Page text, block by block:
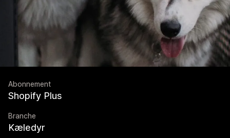
Abonnement
Shopify Plus
Branche
Kæledyr